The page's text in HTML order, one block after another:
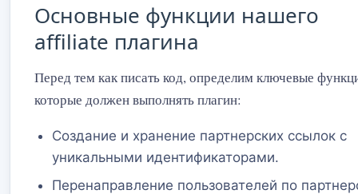
Основные функции нашего
affiliate плагина
Перед тем как писать код, определим ключевые
которые должен выполнять плагин:
Создание и хранение партнерских ссылок с
уникальными идентификаторами.
Перенаправление пользователей по